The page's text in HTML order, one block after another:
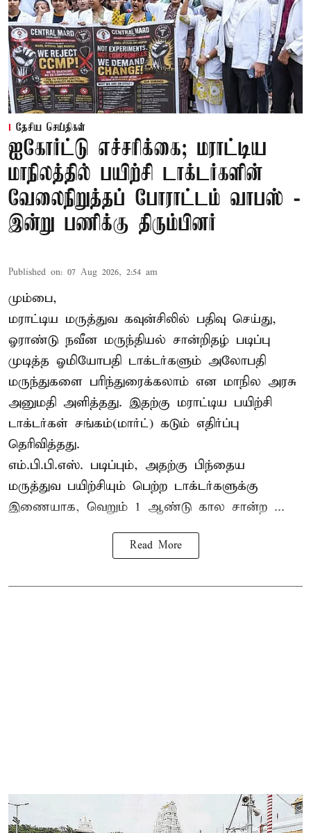
தேசிய செய்திகள்
ஐகோர்ட்டு எச்சரிக்கை; மராட்டிய
மாநிலத்தில் பயிற்சி டாக்டர்களின்
வேலைநிறுத்தப் போராட்டம் வாபஸ் -
இன்று பணிக்கு திரும்பினர்
Published on: 07 Aug 2026, 2:54 am
மும்பை,
மராட்டிய மருத்துவ கவுன்சிலில் பதிவு செய்து,
ஓராண்டு நவீன மருந்தியல் சான்றிதழ் படிப்பு
முடித்த ஓமியோபதி டாக்டர்களும் அலோபதி
மருந்துகளை பரிந்துரைக்கலாம் என மாநில அரசு
அனுமதி அளித்தது. இதற்கு மராட்டிய பயிற்சி
டாக்டர்கள் சங்கம்(மார்ட்) கடும் எதிர்ப்பு
தெரிவித்தது.
எம்.பி.பி.எஸ். படிப்பும், அதற்கு பிந்தைய
மருத்துவ பயிற்சியும் பெற்ற டாக்டர்களுக்கு
இணையாக, வெறும் 1 ஆண்டு கால சான்ற ...
Read More